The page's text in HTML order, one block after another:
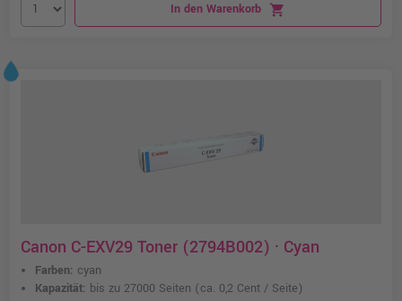
In den Warenkorb shopping_cart
Canon C-EXV29 Toner (2794B002) · Cyan
Farben: cyan
Kapazität: bis zu 27000 Seiten (ca. 0,2 Cent / Seite)